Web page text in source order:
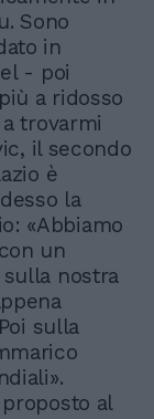
Sono
in
- poi
a ridosso
trovarmi
il secondo
è
la
«Abbiamo
un
nostra
sulla
al